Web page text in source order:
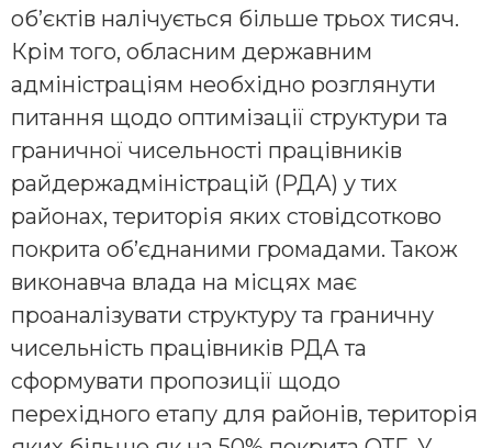
об’єктів налічується більше трьох тисяч.
Крім того, обласним державним
адміністраціям необхідно розглянути
питання щодо оптимізації структури та
граничної чисельності працівників
райдержадміністрацій (РДА) у тих
районах, територія яких стовідсотково
покрита об’єднаними громадами. Також
виконавча влада на місцях має
проаналізувати структуру та граничну
чисельність працівників РДА та
сформувати пропозиції щодо
перехідного етапу для районів, територія